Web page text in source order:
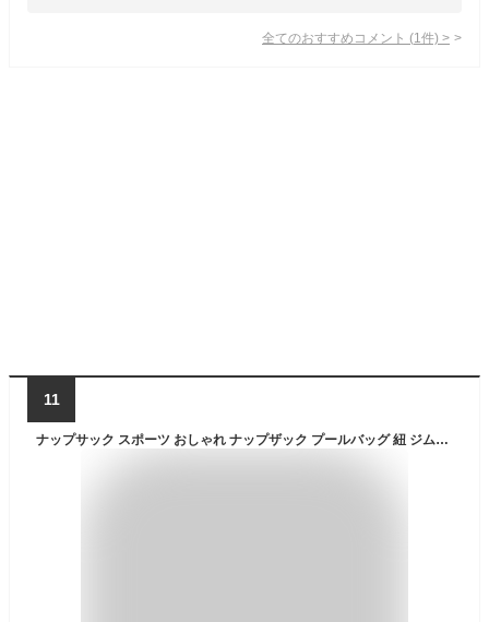
全てのおすすめコメント (1 件) >
11
ナップサック スポーツ おしゃれ ナップザック プールバッグ 紐 ジムサック ジムバッグ ジムバック ジム用バッグ 部活 バッグ バック 男の子 女の子 メンズ レディース 女の子 男の子 スポーツバッグ 大きめ ナイロン 体操服入れ